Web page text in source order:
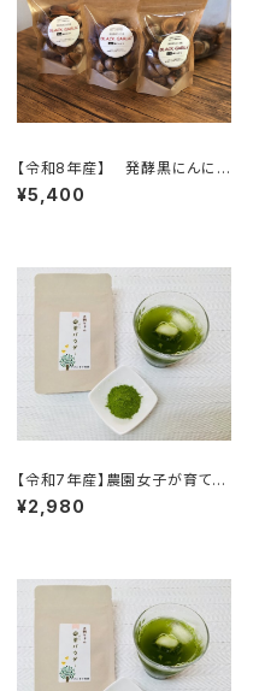
【令和8年産】 発酵黒にんに
く 120ｇ×3袋 ※農薬・化学
肥料不使用 ※天然由来の活
¥5,400
【令和7年産】農園女子が育てた
桑茶パウダー(50g) ※徳用サ
イズ 手軽にヘルシー生活 ス
¥2,980